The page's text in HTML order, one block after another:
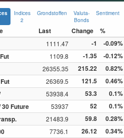
Indices
2
Grondstoffen
Valuta-
Bonds
Sentiment
Last Change
%
1111.47 -1
-0.09%
1109.8 -1.35
-0.12%
26355.35 215.22
0.82%
26369.5 121.5
0.46%
53938.4 53.3
0.1%
30 Future
53937 52
0.1%
21483.9 59.8
0.28%
7736.1 26.12
0.34%